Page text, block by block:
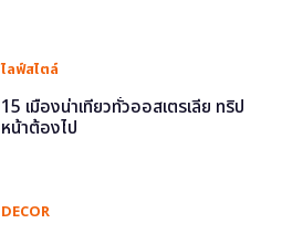
ไลฟ์สไตล์
15 เมืองน่าเที่ยวทั่วออสเตรเลีย ทริป
หน้าต้องไป
DECOR